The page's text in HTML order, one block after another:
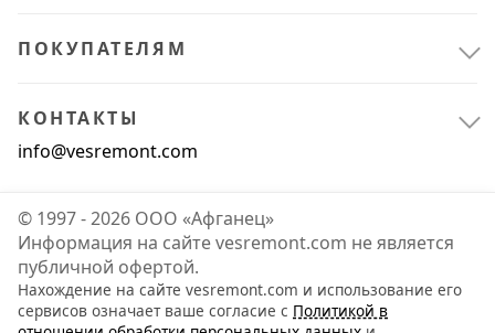
ПОКУПАТЕЛЯМ
КОНТАКТЫ
info@vesremont.com
© 1997 - 2026 ООО «Афганец»
Информация на сайте vesremont.com не является
публичной офертой.
Нахождение на сайте vesremont.com и использование его
сервисов означает ваше согласие с Политикой в